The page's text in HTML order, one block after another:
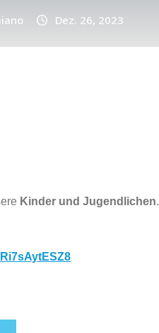
Sep. 19, 2023
Dez. 26, 2023
Kinder und Jugendlichen